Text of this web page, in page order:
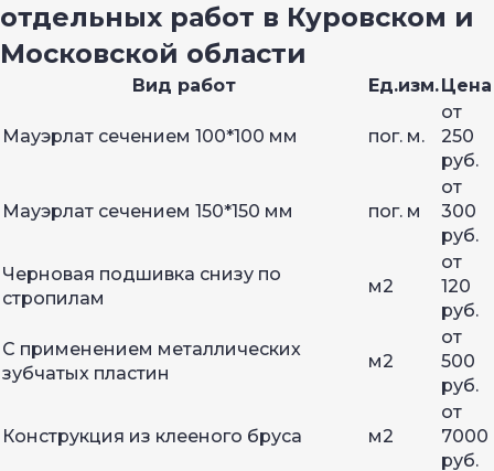
отдельных работ в Куровском и
Московской области
Вид работ Ед.изм.Цена
Мауэрлат сечением 100*100 мм пог. м.
от
250
руб.
Мауэрлат сечением 150*150 мм пог. м
от
300
руб.
Черновая подшивка снизу по
стропилам
м2
от
120
руб.
С применением металлических
зубчатых пластин
м2
от
500
руб.
Конструкция из клееного бруса м2
от
7000
руб.